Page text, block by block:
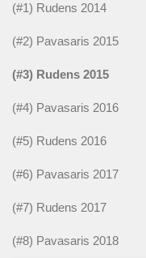
(#1) Rudens 2014
(#2) Pavasaris 2015
(#3) Rudens 2015
(#4) Pavasaris 2016
(#5) Rudens 2016
(#6) Pavasaris 2017
(#7) Rudens 2017
(#8) Pavasaris 2018